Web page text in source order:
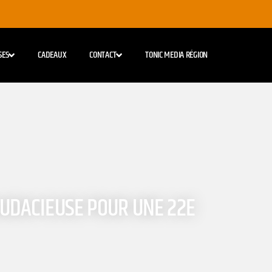
CADEAUX CONTACT TONIC MEDIA RÉGION
POUR UNE 22E